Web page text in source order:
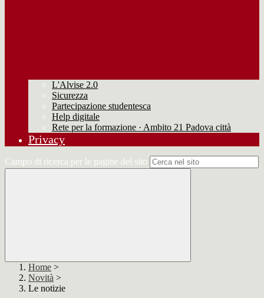
L'Alvise 2.0
Sicurezza
Partecipazione studentesca
Help digitale
Rete per la formazione · Ambito 21 Padova città
Privacy
Campo di ricerca per le pagine del sito
Home >
Novità >
Le notizie